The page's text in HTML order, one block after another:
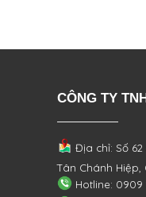
CÔNG TY
Địa chỉ: Số
Tân Chánh Hiệp,
Hotline: 0909